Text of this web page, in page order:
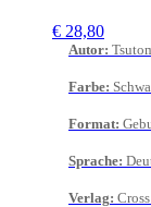
€ 28,80
Autor:
Farbe:
Format:
Sprache:
Verlag: